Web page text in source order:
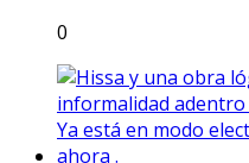
0